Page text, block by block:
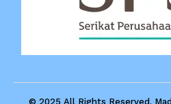
© 2025 All Rights Reserved.